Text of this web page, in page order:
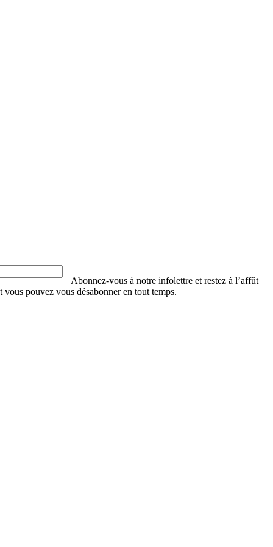
Abonnez-vous à notre infolettre et restez à l’affût
pouvez vous désabonner en tout temps.